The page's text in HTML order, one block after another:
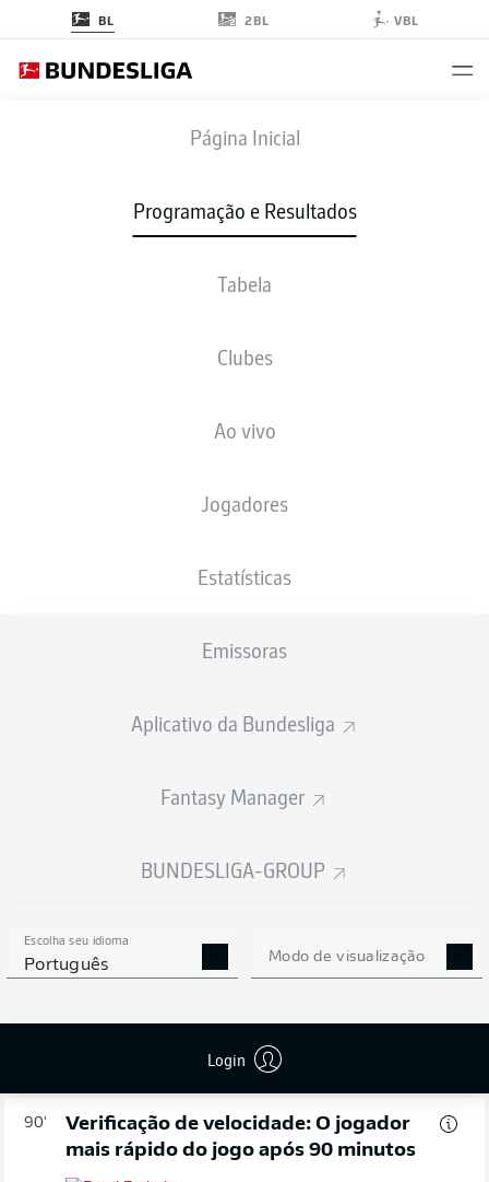
BL 2BL VBL
Página Inicial
Programação e Resultados
Tabela
Clubes
Ao vivo
Jogadores
Estatísticas
Emissoras
Aplicativo da Bundesliga
Fantasy Manager
BUNDESLIGA-GROUP
Escolha seu idioma
Português Modo de visualização
Login
DSC BMG
0 1
ESCALAÇÕES
S. Stegemann
FIM DE JOGO
90'
Verificação de velocidade: O jogador
mais rápido do jogo após 90 minutos